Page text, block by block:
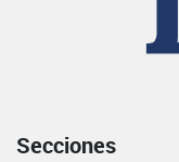
Secciones